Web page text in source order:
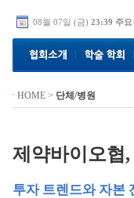
08월 07일 (금) 23:39 주요
HOME> 단체/병원
제약바이오협,
투자 트렌드와 자본